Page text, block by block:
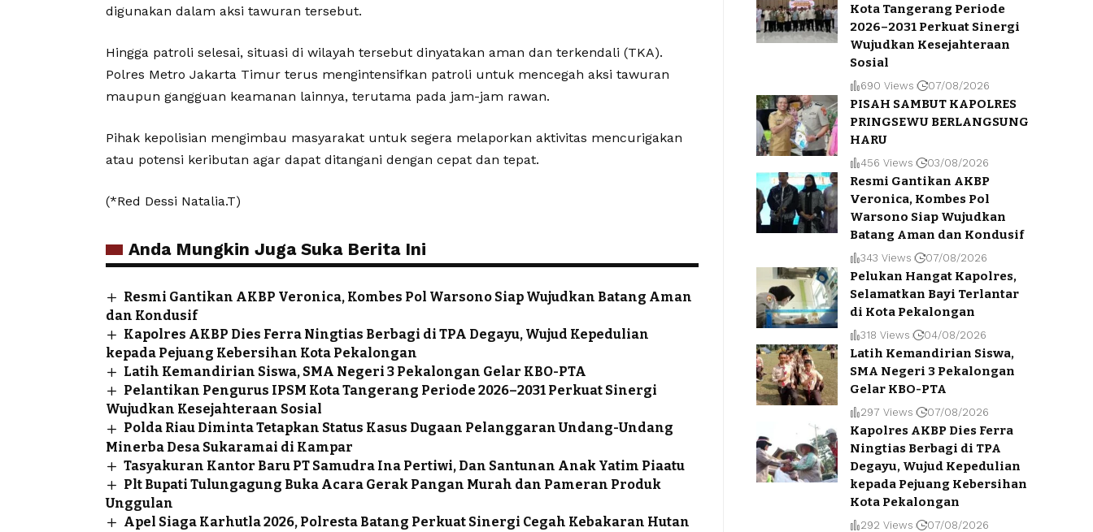
digunakan dalam aksi tawuran tersebut.
Hingga patroli selesai, situasi di wilayah tersebut dinyatakan aman dan terkendali (TKA).
Polres Metro Jakarta Timur terus mengintensifkan patroli untuk mencegah aksi tawuran
maupun gangguan keamanan lainnya, terutama pada jam-jam rawan.
Pihak kepolisian mengimbau masyarakat untuk segera melaporkan aktivitas mencurigakan
atau potensi keributan agar dapat ditangani dengan cepat dan tepat.
(*Red Dessi Natalia.T)
Anda Mungkin Juga Suka Berita Ini
Resmi Gantikan AKBP Veronica, Kombes Pol Warsono Siap Wujudkan Batang Aman
dan Kondusif
Kapolres AKBP Dies Ferra Ningtias Berbagi di TPA Degayu, Wujud Kepedulian
kepada Pejuang Kebersihan Kota Pekalongan
Latih Kemandirian Siswa, SMA Negeri 3 Pekalongan Gelar KBO-PTA
Pelantikan Pengurus IPSM Kota Tangerang Periode 2026–2031 Perkuat Sinergi
Wujudkan Kesejahteraan Sosial
Polda Riau Diminta Tetapkan Status Kasus Dugaan Pelanggaran Undang-Undang
Minerba Desa Sukaramai di Kampar
Tasyakuran Kantor Baru PT Samudra Ina Pertiwi, Dan Santunan Anak Yatim Piaatu
Plt Bupati Tulungagung Buka Acara Gerak Pangan Murah dan Pameran Produk
Unggulan
Apel Siaga Karhutla 2026, Polresta Batang Perkuat Sinergi Cegah Kebakaran Hutan
Kota Tangerang Periode
2026–2031 Perkuat Sinergi
Wujudkan Kesejahteraan
Sosial
690 Views 07/08/2026
PISAH SAMBUT KAPOLRES
PRINGSEWU BERLANGSUNG
HARU
456 Views 03/08/2026
Resmi Gantikan AKBP
Veronica, Kombes Pol
Warsono Siap Wujudkan
Batang Aman dan Kondusif
343 Views 07/08/2026
Pelukan Hangat Kapolres,
Selamatkan Bayi Terlantar
di Kota Pekalongan
318 Views 04/08/2026
Latih Kemandirian Siswa,
SMA Negeri 3 Pekalongan
Gelar KBO-PTA
297 Views 07/08/2026
Kapolres AKBP Dies Ferra
Ningtias Berbagi di TPA
Degayu, Wujud Kepedulian
kepada Pejuang Kebersihan
Kota Pekalongan
292 Views 07/08/2026